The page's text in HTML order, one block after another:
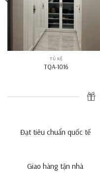
TỦ KỆ
TQA-1016
Đạt tiêu chuẩn quốc tế
Giao hàng tận nhà